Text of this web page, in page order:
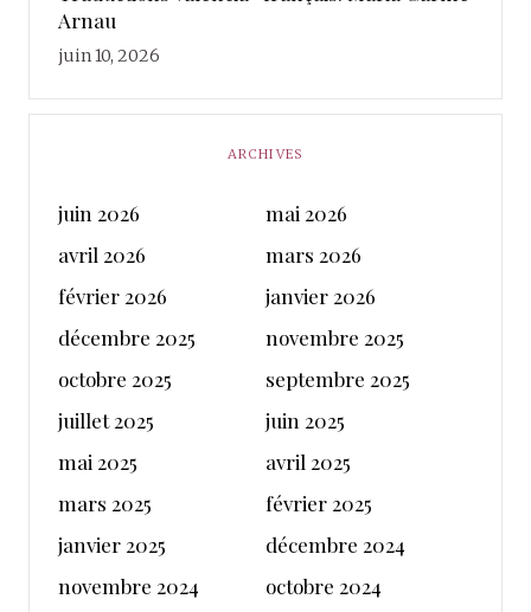
Arnau
juin 10, 2026
ARCHIVES
juin 2026
mai 2026
avril 2026
mars 2026
février 2026
janvier 2026
décembre 2025
novembre 2025
octobre 2025
septembre 2025
juillet 2025
juin 2025
mai 2025
avril 2025
mars 2025
février 2025
janvier 2025
décembre 2024
novembre 2024
octobre 2024